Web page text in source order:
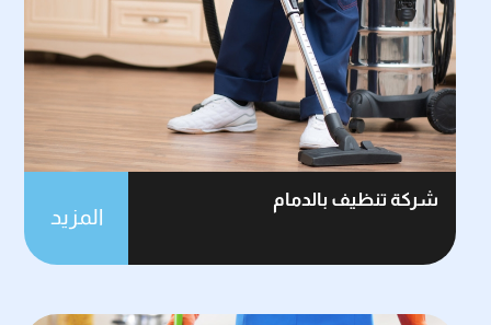
شركة تنظيف بالدمام
المزيد